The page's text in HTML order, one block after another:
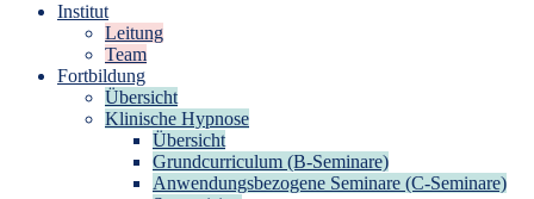
Institut
Leitung
Team
Fortbildung
Übersicht
Klinische Hypnose
Übersicht
Grundcurriculum (B-Seminare)
Anwendungsbezogene Seminare (C-Seminare)